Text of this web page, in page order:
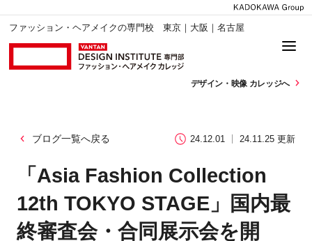
ファッション・ヘアメイクの専門校 東京｜大阪｜名古屋
デザイン・ 映像 カレッジへ
ブログ一覧へ戻る 24.12.01 24.11.25 更新
「Asia Fashion Collection
12th TOKYO STAGE」国内最
終審査会・合同展示会を開